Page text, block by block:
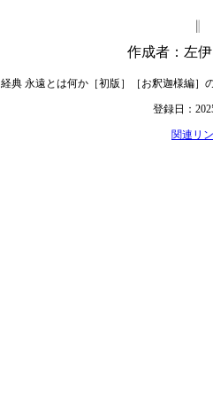
作成者：左
典 永遠とは何か［初版］［お釈迦様編］
登録日：
関連リ